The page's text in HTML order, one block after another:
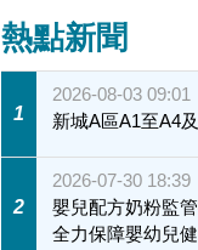
熱點新聞
1
2026-08-03 09:01
新城A區A1至A4
2
2026-07-30 18:39
嬰兒配方奶粉監
全力保障嬰幼兒